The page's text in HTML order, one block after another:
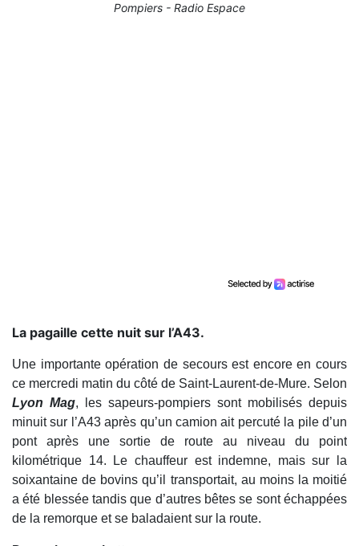
Pompiers - Radio Espace
La pagaille cette nuit sur l’A43.
Une importante opération de secours est encore en cours
ce mercredi matin du côté de Saint-Laurent-de-Mure. Selon
Lyon Mag, les sapeurs-pompiers sont mobilisés depuis
minuit sur l’A43 après qu’un camion ait percuté la pile d’un
pont après une sortie de route au niveau du point
kilométrique 14. Le chauffeur est indemne, mais sur la
soixantaine de bovins qu’il transportait, au moins la moitié
a été blessée tandis que d’autres bêtes se sont échappées
de la remorque et se baladaient sur la route.